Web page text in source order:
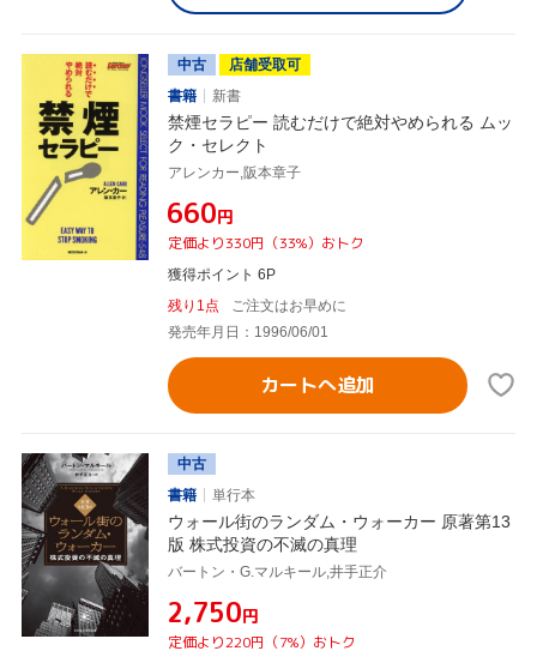
中古
店舗受取可
書籍
新書
禁煙セラピー 読むだけで絶対やめられる ムッ
ク・セレクト
アレンカー,阪本章子
¥660円
定価より330円（33%）おトク
獲得ポイント 6P
残り1点
ご注文はお早めに
発売年月日：1996/06/01
カートへ追加
中古
書籍
単行本
ウォール街のランダム・ウォーカー 原著第13
版 株式投資の不滅の真理
バートン・G.マルキール,井手正介
¥2,750円
定価より220円（7%）おトク